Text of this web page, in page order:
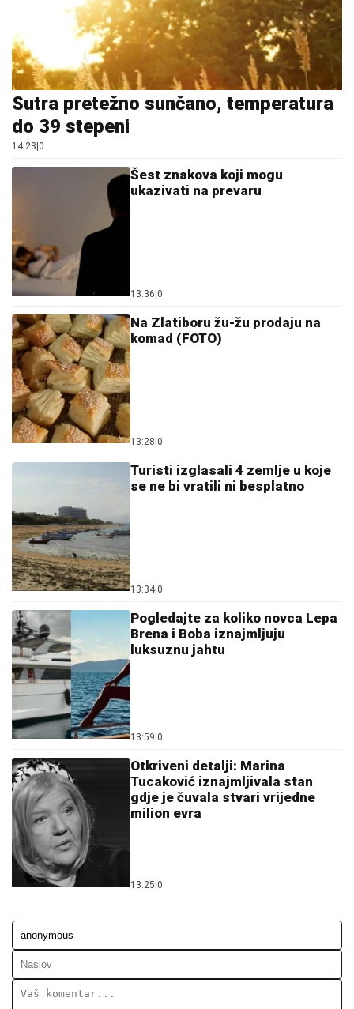
Sutra pretežno sunčano, temperatura
do 39 stepeni
14:23 0
Šest znakova koji mogu
ukazivati na prevaru
13:36 0
Na Zlatiboru žu-žu prodaju na
komad (FOTO)
13:28 0
Turisti izglasali 4 zemlje u koje
se ne bi vratili ni besplatno
13:34 0
Pogledajte za koliko novca Lepa
Brena i Boba iznajmljuju
luksuznu jahtu
13:59 0
Otkriveni detalji: Marina
Tucaković iznajmljivala stan
gdje je čuvala stvari vrijedne
milion evra
13:25 0